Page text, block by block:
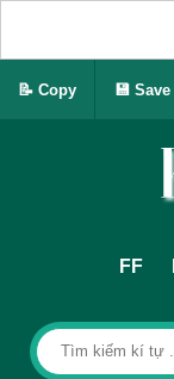
FF
📝 Copy 💾 Save